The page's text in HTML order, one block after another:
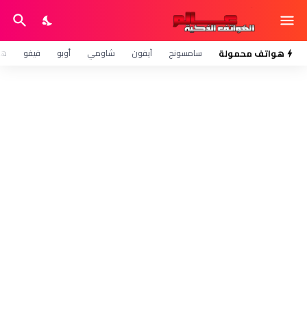
هواتف محمولة سامسونج آيفون شاومي أوبو فيفو